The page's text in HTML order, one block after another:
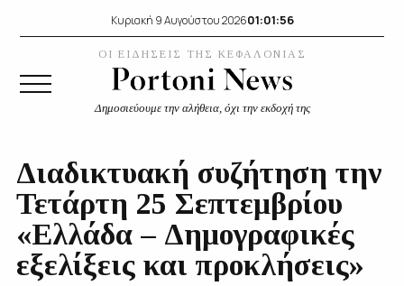
Κυριακή 9 Αυγούστου 202601:01:56
ΟΙ ΕΙΔΗΣΕΙΣ ΤΗΣ ΚΕΦΑΛΟΝΙΑΣ
Δημοσιεύουμε την αλήθεια, όχι την εκδοχή της
Διαδικτυακή συζήτηση την
Τετάρτη 25 Σεπτεμβρίου
«Ελλάδα – Δημογραφικές
εξελίξεις και προκλήσεις»